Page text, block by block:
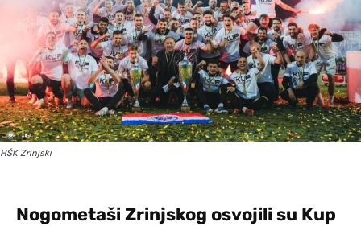
HŠK Zrinjski
Nogometaši Zrinjskog osvojili su Kup